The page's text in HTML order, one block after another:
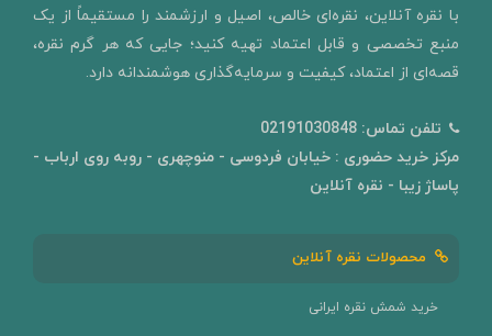
با نقره آنلاین، نقره‌ای خالص، اصیل و ارزشمند را مستقیماً از یک
منبع تخصصی و قابل اعتماد تهیه کنید؛ جایی که هر گرم نقره،
قصه‌ای از اعتماد، کیفیت و سرمایه‌گذاری هوشمندانه دارد.
تلفن تماس: 02191030848
مرکز خرید حضوری : خیابان فردوسی - منوچهری - روبه روی ارباب -
پاساژ زیبا - نقره آنلاین
محصولات نقره آنلاین
خرید شمش نقره ایرانی